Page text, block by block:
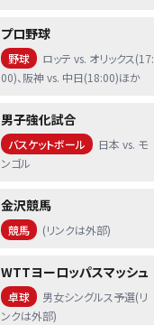
プロ野球
野球
ロッテ vs. オリックス(17:
00)、阪神 vs. 中日(18:00)ほか
男子強化試合
バスケットボール
日本 vs. モ
ンゴル
金沢競馬
競馬 (リンクは外部)
WTTヨーロッパスマッシュ
卓球
男女シングルス予選(リ
ンクは外部)